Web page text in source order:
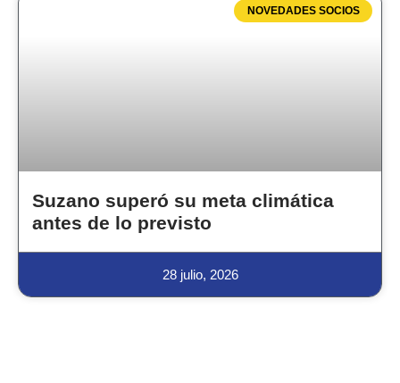
NOVEDADES SOCIOS
Suzano superó su meta climática
antes de lo previsto
28 julio, 2026